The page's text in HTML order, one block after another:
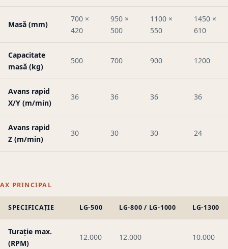
Masă (mm)
700 ×
420
950 ×
500
1100 ×
550
1450 ×
610
Capacitate
masă (kg)
500 700 900 1200
Avans rapid
X/Y (m/min)
36 36 36 36
Avans rapid
Z (m/min)
30 30 30 24
AX PRINCIPAL
SPECIFICAȚIE LG-500 LG-800 / LG-1000 LG-1300
Turație max.
(RPM)
12.000 12.000 10.000